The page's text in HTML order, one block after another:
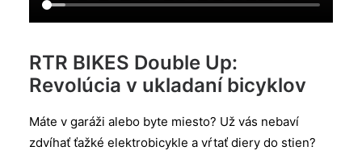
RTR BIKES Double Up:
Revolúcia v ukladaní bicyklov
Máte v garáži alebo byte miesto? Už vás nebaví
zdvíhať ťažké elektrobicykle a vŕtať diery do stien?